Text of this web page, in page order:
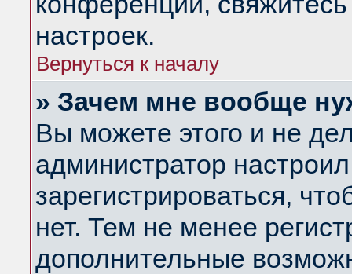
настроек.
Вернуться к началу
» Зачем мне вообще
Вы можете этого и не
администратор
зарегистрироваться,
нет. Тем не менее
дополнительные